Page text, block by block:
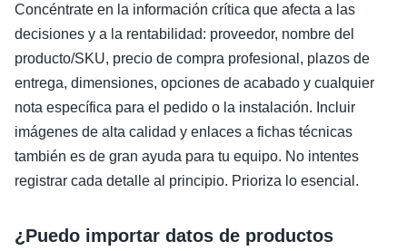
Concéntrate en la información crítica que afecta a las
decisiones y a la rentabilidad: proveedor, nombre del
producto/SKU, precio de compra profesional, plazos de
entrega, dimensiones, opciones de acabado y cualquier
nota específica para el pedido o la instalación. Incluir
imágenes de alta calidad y enlaces a fichas técnicas
también es de gran ayuda para tu equipo. No intentes
registrar cada detalle al principio. Prioriza lo esencial.
¿Puedo importar datos de productos